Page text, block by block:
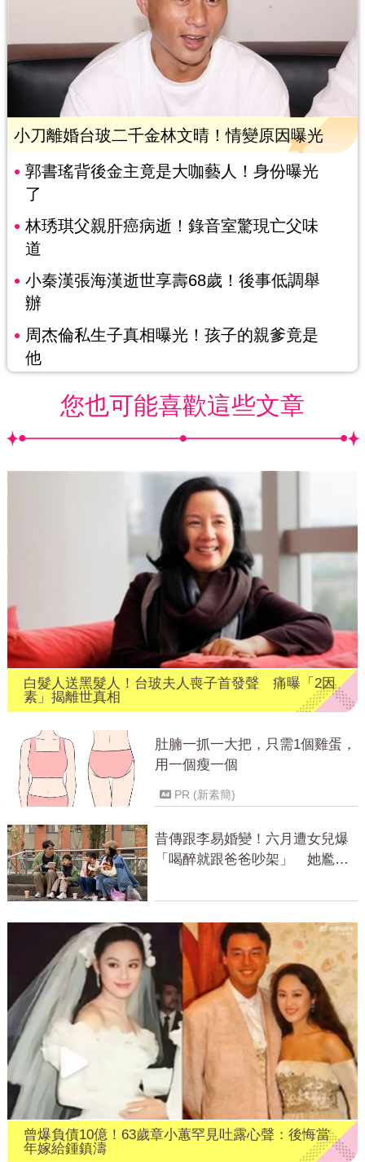
小刀離婚台玻二千金林文晴！情變原因曝光
郭書瑤背後金主竟是大咖藝人！身份曝光
了
林琇琪父親肝癌病逝！錄音室驚現亡父味
道
小秦漢張海漢逝世享壽68歲！後事低調舉
辦
周杰倫私生子真相曝光！孩子的親爹竟是
他
您也可能喜歡這些文章
白髮人送黑髮人！台玻夫人喪子首發聲 痛曝「2因
素」揭離世真相
肚腩一抓一大把，只需1個雞蛋，
用一個瘦一個
PR (新素簡)
昔傳跟李易婚變！六月遭女兒爆
「喝醉就跟爸爸吵架」 她尷尬
曾爆負債10億！63歲章小蕙罕見吐露心聲：後悔當
年嫁給鍾鎮濤